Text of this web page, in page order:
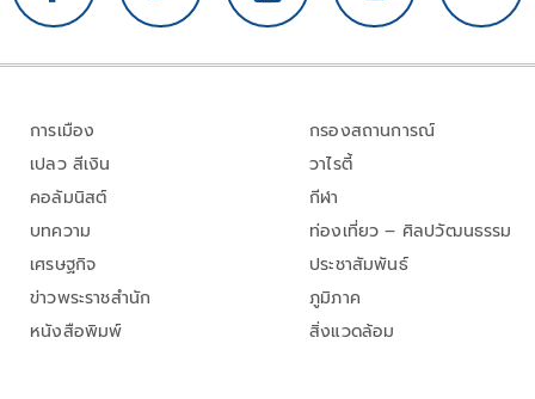
การเมือง
เปลว สีเงิน
คอลัมนิสต์
บทความ
เศรษฐกิจ
ข่าวพระราชสำนัก
หนังสือพิมพ์
กรองสถานการณ์
วาไรตี้
กีฬา
ท่องเที่ยว – ศิลปวัฒนธรรม
ประชาสัมพันธ์
ภูมิภาค
สิ่งแวดล้อม